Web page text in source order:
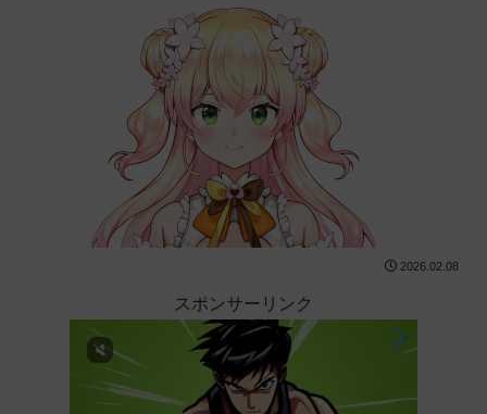
2026.02.08
スポンサーリンク